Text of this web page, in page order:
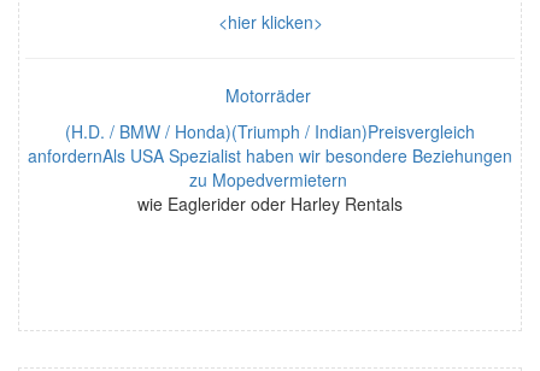
<hier klicken>
Motorräder
(H.D. / BMW / Honda)(Triumph / Indian)Preisvergleich
anfordernAls USA Spezialist haben wir besondere Beziehungen
zu Mopedvermietern
wie Eaglerider oder Harley Rentals